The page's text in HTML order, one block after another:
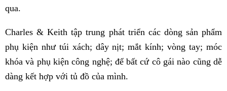
qua.
Charles & Keith tập trung phát triển các dòng sản phẩm
phụ kiện như túi xách; dây nịt; mắt kính; vòng tay; móc
khóa và phụ kiện công nghệ; để bất cứ cô gái nào cũng dễ
dàng kết hợp với tủ đồ của mình.